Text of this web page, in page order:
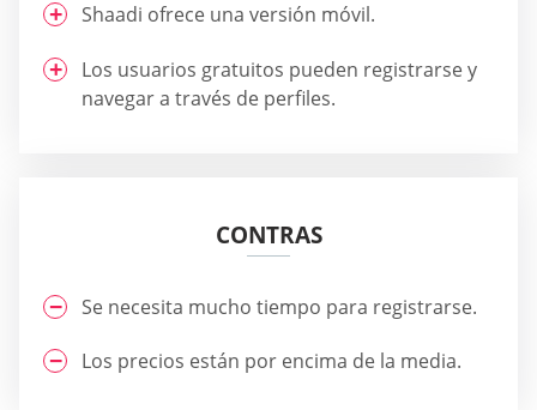
Shaadi ofrece una versión móvil.
Los usuarios gratuitos pueden registrarse y
navegar a través de perfiles.
CONTRAS
Se necesita mucho tiempo para registrarse.
Los precios están por encima de la media.